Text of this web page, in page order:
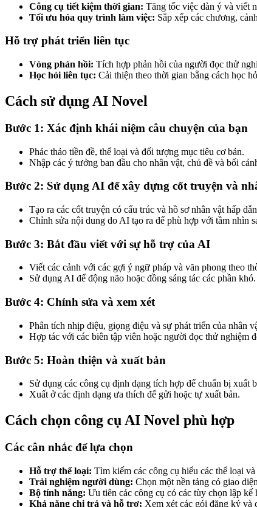
Công cụ tiết kiệm thời gian: Tăng tốc việc dàn ý và viết
Tối ưu hóa quy trình làm việc: Sắp xếp các chương,
Hỗ trợ phát triển liên tục
Vòng phản hồi: Tích hợp phản hồi của người đọc thử
Học hỏi liên tục: Cải thiện theo thời gian bằng cách học
Cách sử dụng AI Novel
Bước 1: Xác định khái niệm câu chuyện của bạn
Phác thảo tiền đề, thể loại và đối tượng mục tiêu cơ bản.
Nhập các ý tưởng ban đầu cho nhân vật, chủ đề và bối
Bước 2: Sử dụng AI để xây dựng cốt truyện và
Tạo ra các cốt truyện có cấu trúc và hồ sơ nhân vật hấp
Chỉnh sửa nội dung do AI tạo ra để phù hợp với tầm nhìn
Bước 3: Bắt đầu viết với sự hỗ trợ của AI
Viết các cảnh với các gợi ý ngữ pháp và văn phong theo
Sử dụng AI để động não hoặc đồng sáng tác các phần khó.
Bước 4: Chỉnh sửa và xem xét
Phân tích nhịp điệu, giọng điệu và sự phát triển của nhân
Hợp tác với các biên tập viên hoặc người đọc thử nghiệm
Bước 5: Hoàn thiện và xuất bản
Sử dụng các công cụ định dạng tích hợp để chuẩn bị xuất
Xuất ở các định dạng ưa thích để gửi hoặc tự xuất bản.
Cách chọn công cụ AI Novel phù hợp
Các cân nhắc để lựa chọn
Hỗ trợ thể loại: Tìm kiếm các công cụ hiểu các thể loại
Trải nghiệm người dùng: Chọn một nền tảng có giao
Bộ tính năng: Ưu tiên các công cụ có các tùy chọn lập kế
Khả năng chi trả và hỗ trợ: Xem xét các gói đăng ký và